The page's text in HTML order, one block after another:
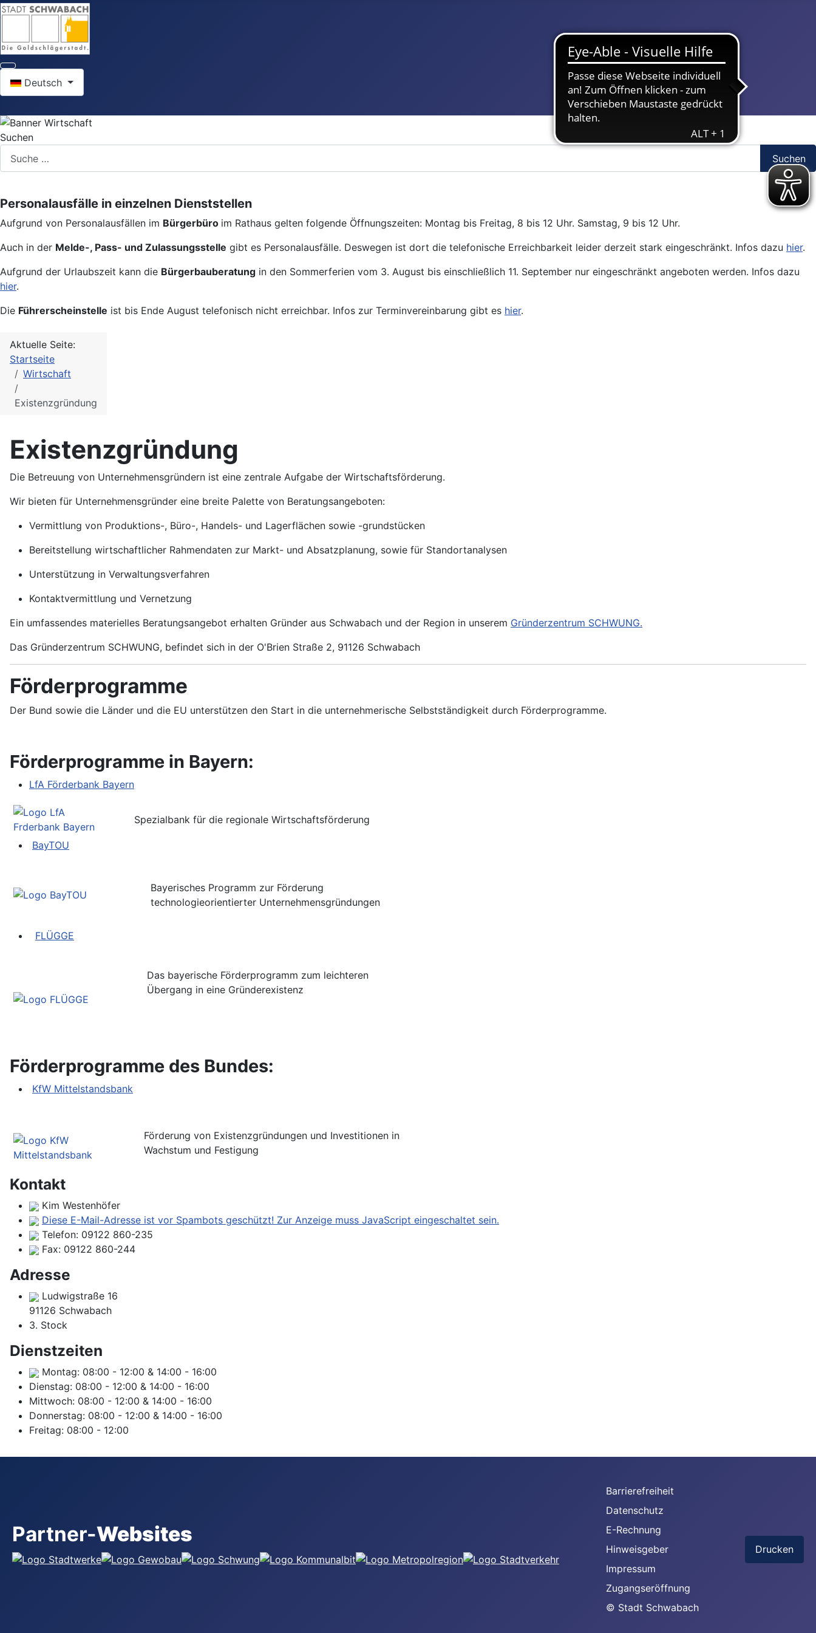
Deutsch
Suchen
Suchen
Personalausfälle in einzelnen Dienststellen
Aufgrund von Personalausfällen im Bürgerbüro im Rathaus gelten folgende Öffnungszeiten: Montag bis Freitag, 8 bis 12 Uhr. Samstag, 9 bis 12 Uhr.
Auch in der Melde-, Pass- und Zulassungsstelle gibt es Personalausfälle. Deswegen ist dort die telefonische Erreichbarkeit leider derzeit stark eingeschränkt. Infos dazu hier.
Aufgrund der Urlaubszeit kann die Bürgerbauberatung in den Sommerferien vom 3. August bis einschließlich 11. September nur eingeschränkt angeboten werden. Infos dazu
hier.
Die Führerscheinstelle ist bis Ende August telefonisch nicht erreichbar. Infos zur Terminvereinbarung gibt es hier.
Aktuelle Seite:
Startseite
Wirtschaft
Existenzgründung
Existenzgründung
Die Betreuung von Unternehmensgründern ist eine zentrale Aufgabe der Wirtschaftsförderung.
Wir bieten für Unternehmensgründer eine breite Palette von Beratungsangeboten:
Vermittlung von Produktions-, Büro-, Handels- und Lagerflächen sowie -grundstücken
Bereitstellung wirtschaftlicher Rahmendaten zur Markt- und Absatzplanung, sowie für Standortanalysen
Unterstützung in Verwaltungsverfahren
Kontaktvermittlung und Vernetzung
Ein umfassendes materielles Beratungsangebot erhalten Gründer aus Schwabach und der Region in unserem Gründerzentrum SCHWUNG.
Das Gründerzentrum SCHWUNG, befindet sich in der O'Brien Straße 2, 91126 Schwabach
Förderprogramme
Der Bund sowie die Länder und die EU unterstützen den Start in die unternehmerische Selbstständigkeit durch Förderprogramme.
Förderprogramme in Bayern:
LfA Förderbank Bayern
Spezialbank für die regionale Wirtschaftsförderung
BayTOU
Bayerisches Programm zur Förderung
technologieorientierter Unternehmensgründungen
FLÜGGE
Das bayerische Förderprogramm zum leichteren
Übergang in eine Gründerexistenz
Förderprogramme des Bundes:
KfW Mittelstandsbank
Förderung von Existenzgründungen und Investitionen in
Wachstum und Festigung
Kontakt
Kim Westenhöfer
Diese E-Mail-Adresse ist vor Spambots geschützt! Zur Anzeige muss JavaScript eingeschaltet sein.
Telefon: 09122 860-235
Fax: 09122 860-244
Adresse
Ludwigstraße 16
91126 Schwabach
3. Stock
Dienstzeiten
Montag: 08:00 - 12:00 & 14:00 - 16:00
Dienstag: 08:00 - 12:00 & 14:00 - 16:00
Mittwoch: 08:00 - 12:00 & 14:00 - 16:00
Donnerstag: 08:00 - 12:00 & 14:00 - 16:00
Freitag: 08:00 - 12:00
Partner-Websites
Barrierefreiheit
Datenschutz
E-Rechnung
Hinweisgeber
Impressum
Zugangseröffnung
© Stadt Schwabach
Drucken